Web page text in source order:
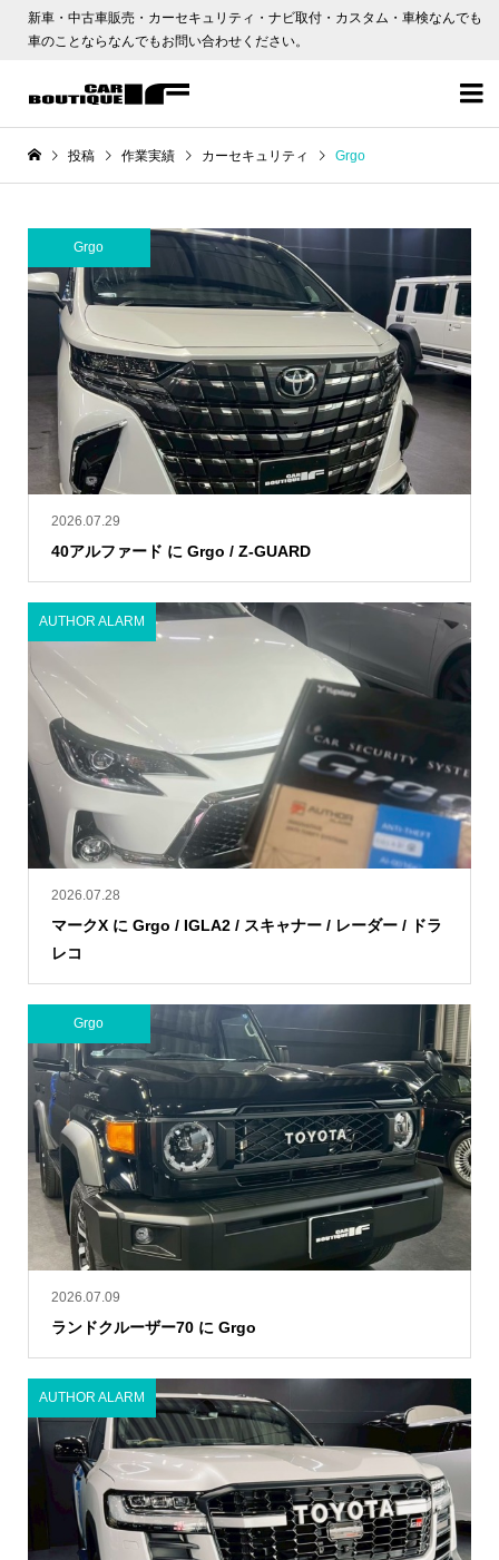
新車・中古車販売・カーセキュリティ・ナビ取付・カスタム・車検なんでも
車のことならなんでもお問い合わせください。

投稿 作業実績 カーセキュリティ Grgo
2026.07.29
40アルファード に Grgo / Z-GUARD
Grgo
2026.07.28
マークX に Grgo / IGLA2 / スキャナー / レーダー / ドラ
レコ
AUTHOR ALARM
2026.07.09
ランドクルーザー70 に Grgo
Grgo
AUTHOR ALARM